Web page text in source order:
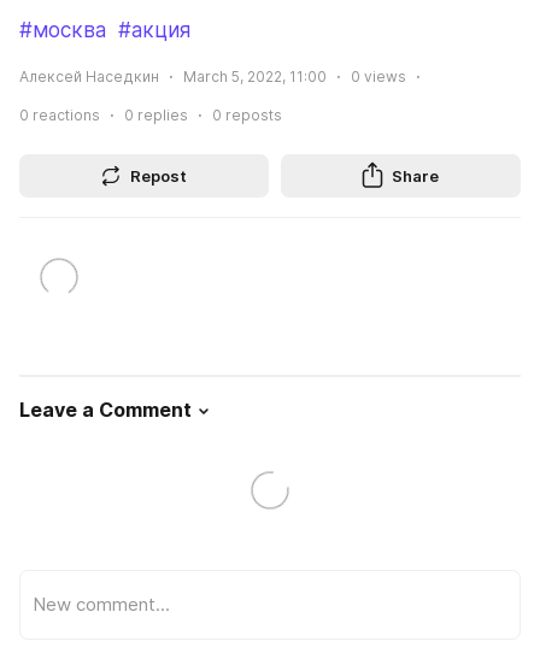
#москва #акция
Алексей Наседкин March 5, 2022, 11:00 0 views
0 reactions 0 replies 0 reposts
Repost Share
Leave a Comment